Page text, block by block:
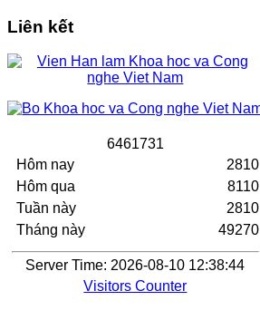
Liên kết
6461731
Hôm nay
Hôm qua
Tuần này
Tháng này
2810
8110
2810
49270
Server Time: 2026-08-10 12:38:44
Visitors Counter